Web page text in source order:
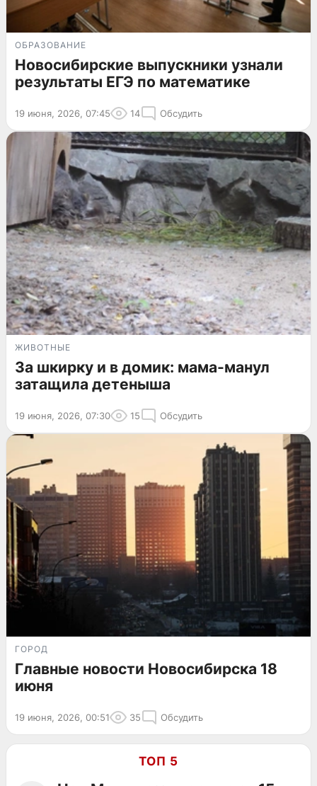
ОБРАЗОВАНИЕ
Новосибирские выпускники узнали
результаты ЕГЭ по математике
19 июня, 2026, 07:45 14 Обсудить
ЖИВОТНЫЕ
За шкирку и в домик: мама-манул
затащила детеныша
19 июня, 2026, 07:30 15 Обсудить
ГОРОД
Главные новости Новосибирска 18
июня
19 июня, 2026, 00:51 35 Обсудить
ТОП 5